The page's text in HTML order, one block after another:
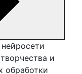
и
обработки